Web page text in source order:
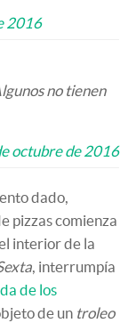
2016
no tienen
octubre de 2016
dado,
pizzas comienza
interior de la
, interrumpía
de los
de un troleo